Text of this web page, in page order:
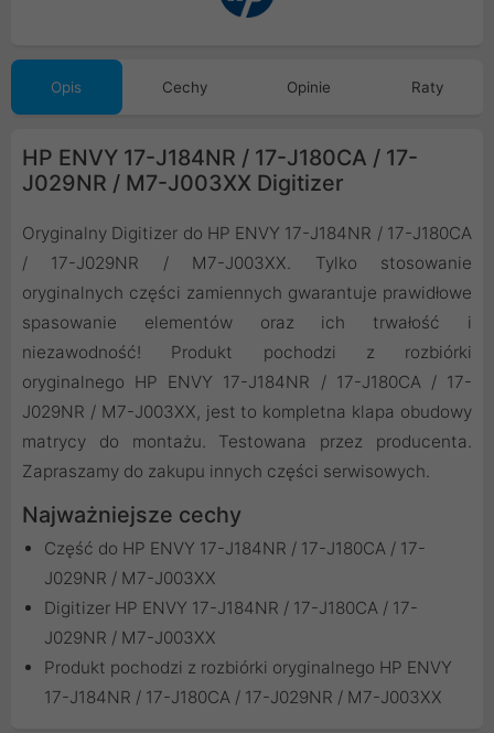
Opis Cechy Opinie Raty
HP ENVY 17-J184NR / 17-J180CA / 17-
J029NR / M7-J003XX Digitizer
Oryginalny Digitizer do HP ENVY 17-J184NR / 17-J180CA
/ 17-J029NR / M7-J003XX. Tylko stosowanie
oryginalnych części zamiennych gwarantuje prawidłowe
spasowanie elementów oraz ich trwałość i
niezawodność! Produkt pochodzi z rozbiórki
oryginalnego HP ENVY 17-J184NR / 17-J180CA / 17-
J029NR / M7-J003XX, jest to kompletna klapa obudowy
matrycy do montażu. Testowana przez producenta.
Zapraszamy do zakupu innych części serwisowych.
Najważniejsze cechy
Część do HP ENVY 17-J184NR / 17-J180CA / 17-
J029NR / M7-J003XX
Digitizer HP ENVY 17-J184NR / 17-J180CA / 17-
J029NR / M7-J003XX
Produkt pochodzi z rozbiórki oryginalnego HP ENVY
17-J184NR / 17-J180CA / 17-J029NR / M7-J003XX